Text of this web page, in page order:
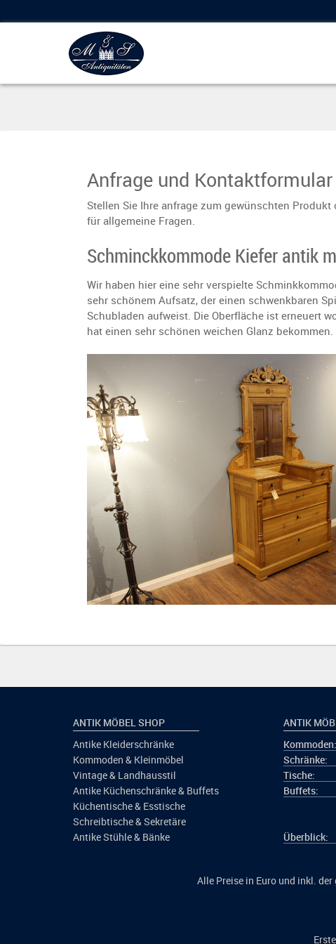
Anfrage und Kontaktformular
Stellen Sie Ihre anfrage zum gewünschten
für allgemeine Fragen.
Schminckkommode Kiefer antik
Wir haben hier eine sehr verspielte
sehr schönem Aufsatz, der einen schwenkbaren
Schubladen aufweist. Die Oberfläche ist erneuert
hat einen sehr schönen weichen Glanz
ANTIK MÖBEL SHOP
Antike Kleiderschränke
Kommoden & Kleinmöbel
Vintage & Landhausstil
Antike Küchenschränke & Buffets
Küchentische & Esstische
Schreibtische & Sekretäre
Antike Stühle & Bänke
ANTIK
Kommoden:
Schränke:
Tische:
Buffets:
Überblick:
Alle Preise in Euro und inkl.